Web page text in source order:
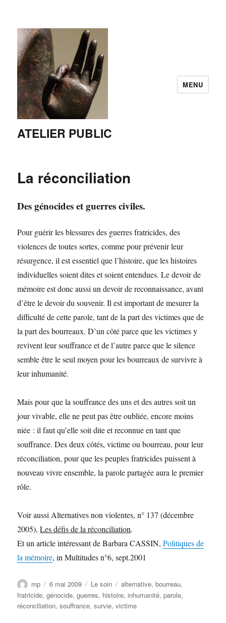
ATELIER PUBLIC
MENU
La réconciliation
Des génocides et guerres civiles.
Pour guérir les blessures des guerres fratricides, des
violences de toutes sortes, comme pour prévenir leur
résurgence, il est essentiel que l’histoire, que les histoires
individuelles soient dites et soient entendues. Le devoir de
mémoire est donc aussi un devoir de reconnaissance, avant
d’être le devoir du souvenir. Il est important de mesurer la
difficulté de cette parole, tant de la part des victimes que de
la part des bourreaux. D’un côté parce que les victimes y
revivent leur souffrance et de l’autre parce que le silence
semble être le seul moyen pour les bourreaux de survivre à
leur inhumanité.
Mais pour que la souffrance des uns et des autres soit un
jour vivable, elle ne peut pas être oubliée, encore moins
niée : il faut qu’elle soit dite et reconnue en tant que
souffrance. Des deux côtés, victime ou bourreau, pour leur
réconciliation, pour que les peuples fratricides puissent à
nouveau vivre ensemble, la parole partagée aura le premier
rôle.
Voir aussi Alternatives non violentes, n° 137 (décembre
2005),Les défis de la réconciliation.
Et un article intéressant de Barbara CASSIN,Politiques de
la mémoire, in Multitudes n°6, sept.2001
Auteur
mp
Publié
le
6 mai 2009 Catégories
Le soin Étiquettes
alternative,bourreau,
fratricide,génocide,guerres, histoire,inhumanité,parole,
réconciliation,souffrance,survie,victime